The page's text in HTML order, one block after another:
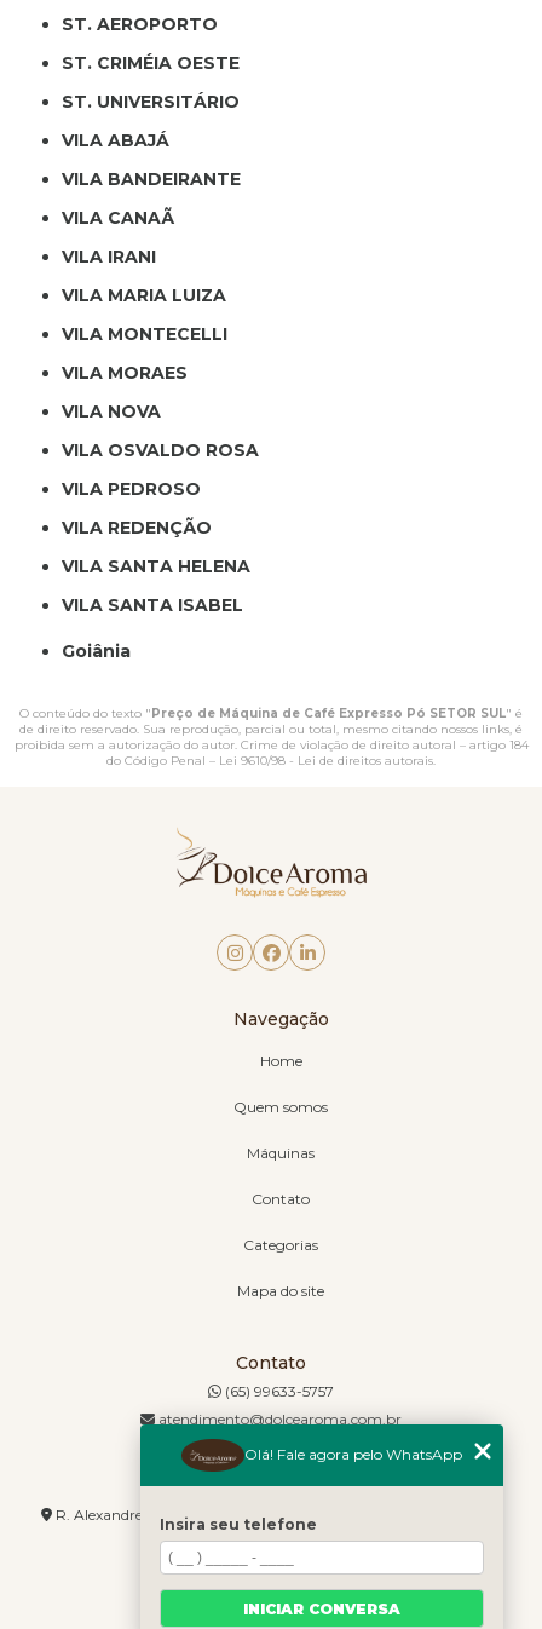
ST. AEROPORTO
ST. CRIMÉIA OESTE
ST. UNIVERSITÁRIO
VILA ABAJÁ
VILA BANDEIRANTE
VILA CANAÃ
VILA IRANI
VILA MARIA LUIZA
VILA MONTECELLI
VILA MORAES
VILA NOVA
VILA OSVALDO ROSA
VILA PEDROSO
VILA REDENÇÃO
VILA SANTA HELENA
VILA SANTA ISABEL
Goiânia
O conteúdo do texto "Preço de Máquina de Café Expresso Pó SETOR SUL" é
de direito reservado. Sua reprodução, parcial ou total, mesmo citando nossos links, é
proibida sem a autorização do autor. Crime de violação de direito autoral – artigo 184
do Código Penal – Lei 9610/98 - Lei de direitos autorais
Navegação
Home
Quem somos
Máquinas
Contato
Categorias
Mapa do site
Contato
(65) 99633-5757
atendimento@dolcearoma.com.br
Endereço
R. Alexandre de Barros, 1730 - Jordão - Cuiabá - MT - 78085-636
Olá! Fale agora pelo WhatsApp
Insira seu telefone
INICIAR CONVERSA